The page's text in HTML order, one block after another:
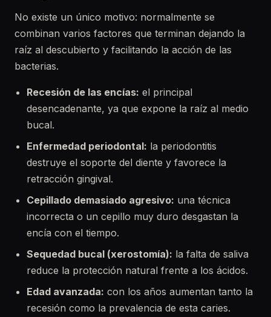
No existe un único motivo: normalmente se
combinan varios factores que terminan dejando la
raíz al descubierto y facilitando la acción de las
bacterias.
Recesión de las encías: el principal
desencadenante, ya que expone la raíz al medio
bucal.
Enfermedad periodontal: la periodontitis
destruye el soporte del diente y favorece la
retracción gingival.
Cepillado demasiado agresivo: una técnica
incorrecta o un cepillo muy duro desgastan la
encía con el tiempo.
Sequedad bucal (xerostomía): la falta de saliva
reduce la protección natural frente a los ácidos.
Edad avanzada: con los años aumentan tanto la
recesión como la prevalencia de esta caries.